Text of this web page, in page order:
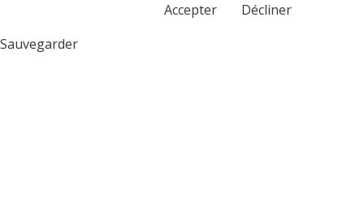
Accepter
Décliner
Sauvegarder